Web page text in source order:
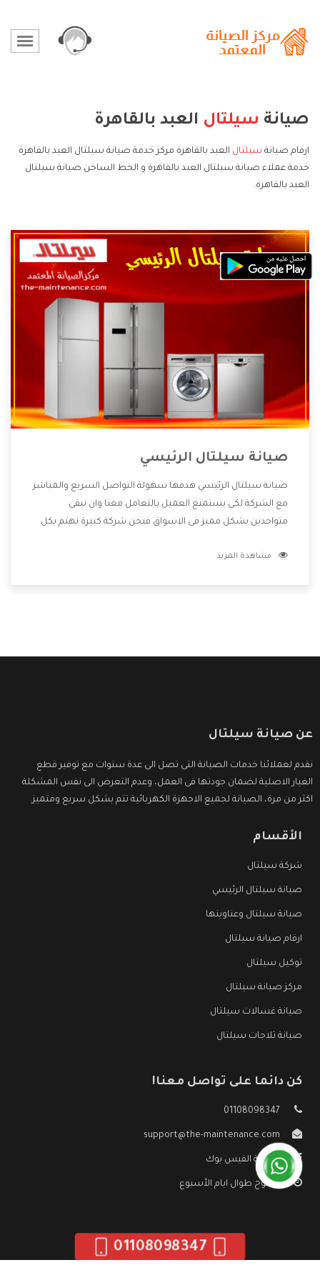
صيانة سيلتال العبد بالقاهرة
ارقام صيانة سيلتال العبد بالقاهرة مركز خدمة صيانة سيلتال العبد بالقاهرة
خدمة عملاء صيانة سيلتال العبد بالقاهرة و الخط الساخن صيانة سيلتال
العبد بالقاهرة.
صيانة سيلتال الرئيسي
صيانة سيلتال الرئيسي هدفها سهولة التواصل السريع والمباشر
مع الشركة لكى يستمتع العميل بالتعامل معنا وان نبقى
متواجدين بشكل مميز فى الاسواق فنحن شركة كبيرة نهتم بكل
الشركة بها والتى تكون منها خدمة الصيانة التى تكون من أهم
مشاهدة المزيد
عن صيانة سيلتال
نقدم لعملائنا خدمات الصيانة التى تصل الى عدة سنوات مع توفير قطع
الغيار الاصلية لضمان جودتها فى العمل، وعدم التعرض الى نفس المشكلة
اكثر من مرة، الصيانة لجميع الاجهزة الكهربائية تتم بشكل سريع ومتميز.
الأقسام
شركة سيلتال
صيانة سيلتال الرئيسي
صيانة سيلتال وعناوينها
ارقام صيانة سيلتال
توكيل سيلتال
مركز صيانة سيلتال
صيانة غسالات سيلتال
صيانة ثلاجات سيلتال
كن دائما على تواصل معنا!
01108098347
support@the-maintenance.com
صفحة الفيس بوك
مفتوح طوال ايام الأسبوع
01108098347